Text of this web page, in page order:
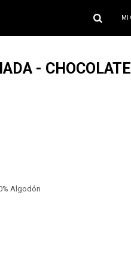
- CHOCOLATE
Algodón